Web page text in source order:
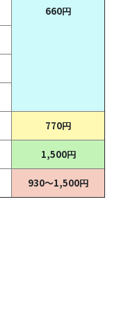
660円
770円
1,500円
930～1,500円